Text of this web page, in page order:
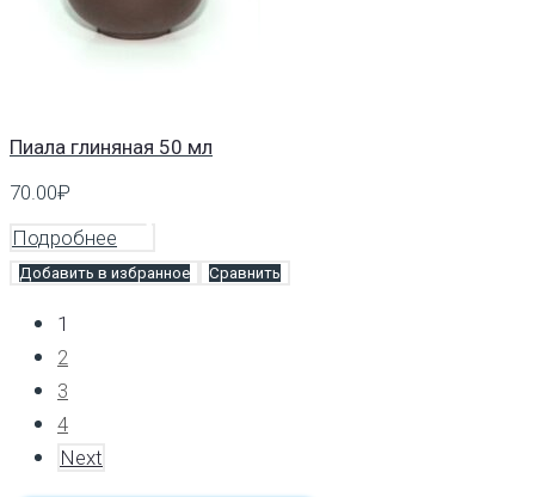
Пиала глиняная 50 мл
70.00₽
Подробнее
Добавить в избранное Сравнить
1
2
3
4
Next